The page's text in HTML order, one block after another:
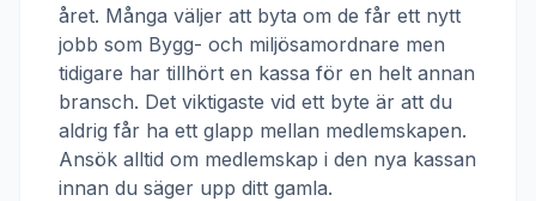
året. Många väljer att byta om de får ett nytt
jobb som Bygg- och miljösamordnare men
tidigare har tillhört en kassa för en helt annan
bransch. Det viktigaste vid ett byte är att du
aldrig får ha ett glapp mellan medlemskapen.
Ansök alltid om medlemskap i den nya kassan
innan du säger upp ditt gamla.